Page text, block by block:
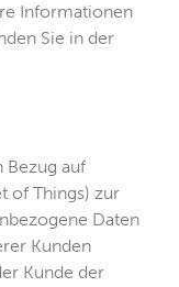
Informationen
Sie in der
Bezug auf
of Things) zur
Daten
Kunden
Kunde der